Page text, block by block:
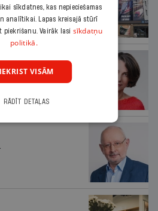
nesodīta par
kampaņu
sīkdatnes, kas nepieciešamas
analītikai. Lapas kreisajā stūrī
piekrišanu. Vairāk lasi sīkdatņu
politikā.
VISĀM
RĀDĪT DETAĻAS